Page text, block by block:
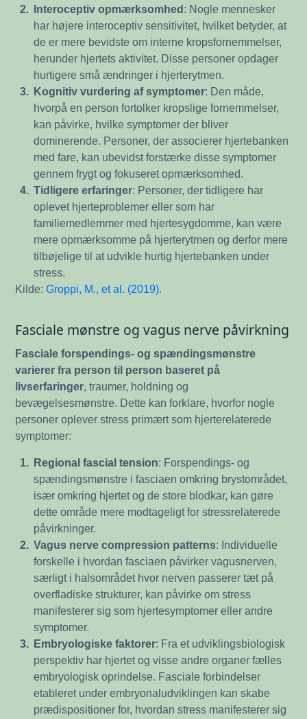
2.
Interoceptiv opmærksomhed : Nogle mennesker
har højere interoceptiv sensitivitet, hvilket betyder, at
de er mere bevidste om interne kropsfornemmelser,
herunder hjertets aktivitet. Disse personer opdager
hurtigere små ændringer i hjerterytmen.
3. Kognitiv vurdering af symptomer: Den måde,
hvorpå en person fortolker kropslige fornemmelser,
kan påvirke, hvilke symptomer der bliver
dominerende. Personer, der associerer hjertebanken
med fare, kan ubevidst forstærke disse symptomer
gennem frygt og fokuseret opmærksomhed.
4. Tidligere erfaringer: Personer, der tidligere har
oplevet hjerteproblemer eller som har
familiemedlemmer med hjertesygdomme, kan være
mere opmærksomme på hjerterytmen og derfor mere
tilbøjelige til at udvikle hurtig hjertebanken under
stress.
Kilde:Groppi, M., et al. (2019).
Fasciale mønstre og vagus nerve påvirkning
Fasciale forspendings- og spændingsmønstre
varierer fra person til person baseret på
livserfaringer, traumer, holdning og
bevægelsesmønstre. Dette kan forklare, hvorfor nogle
personer oplever stress primært som hjerterelaterede
symptomer:
1. Regional fascial tension: Forspendings- og
spændingsmønstre i fasciaen omkring brystområdet,
især omkring hjertet og de store blodkar, kan gøre
dette område mere modtageligt for stressrelaterede
påvirkninger.
2. Vagus nerve compression patterns: Individuelle
forskelle i hvordan fasciaen påvirker vagusnerven,
særligt i halsområdet hvor nerven passerer tæt på
overfladiske strukturer, kan påvirke om stress
manifesterer sig som hjertesymptomer eller andre
symptomer.
3. Embryologiske faktorer: Fra et udviklingsbiologisk
perspektiv har hjertet og visse andre organer fælles
embryologisk oprindelse. Fasciale forbindelser
etableret under embryonaludviklingen kan skabe
prædispositioner for, hvordan stress manifesterer sig